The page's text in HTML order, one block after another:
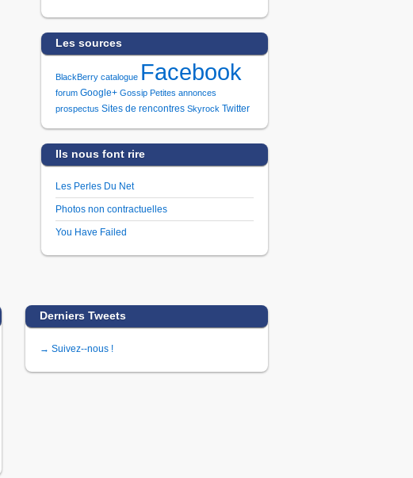
Les sources
BlackBerry catalogue Facebook
forum Google+ Gossip Petites annonces
prospectus Sites de rencontres Skyrock Twitter
Ils nous font rire
Les Perles Du Net
Photos non contractuelles
You Have Failed
Derniers Tweets
→ Suivez--nous !